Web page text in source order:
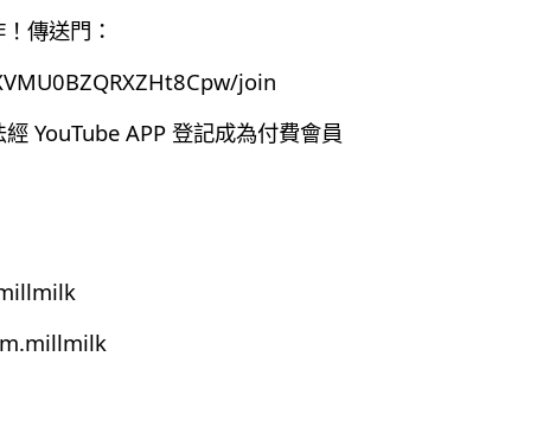
傳送門：
join
YouTube APP 登記成為付費會員